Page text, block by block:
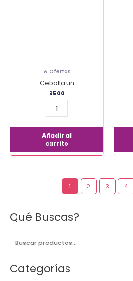
Qué Buscas?
B
c
a
Categorías
🔥 Ofertas
Cebolla un
$500
Añadir al
carrito
1 2 3 4